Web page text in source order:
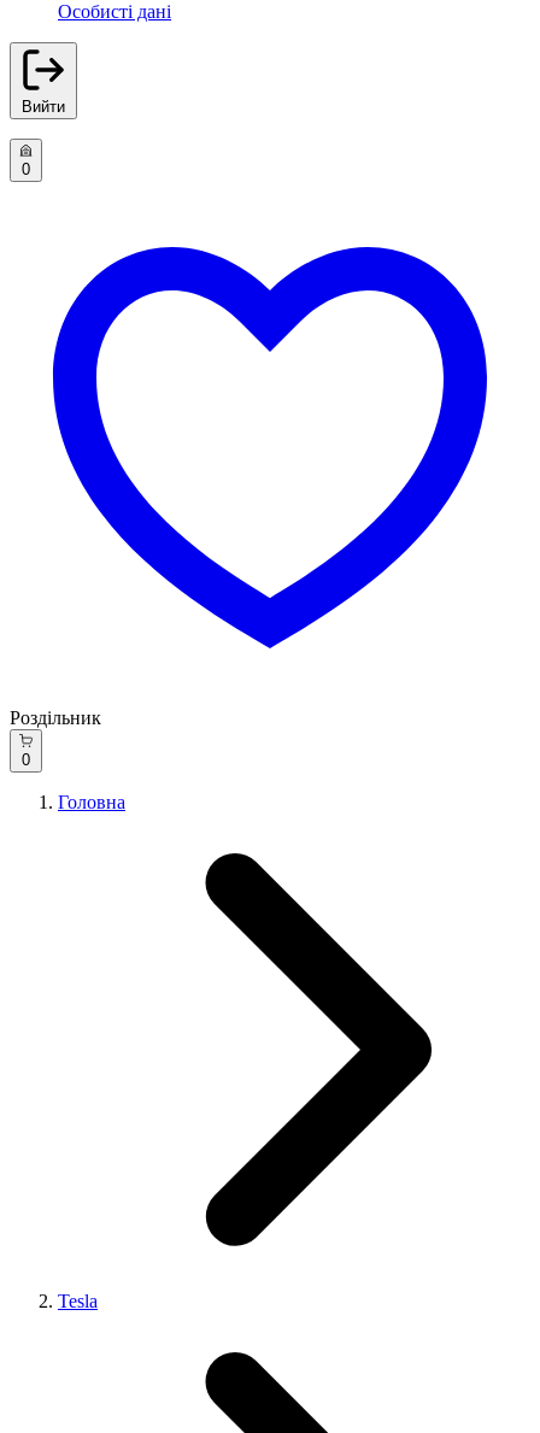
Особисті дані
Вийти
0
Роздільник
0
Головна
Tesla